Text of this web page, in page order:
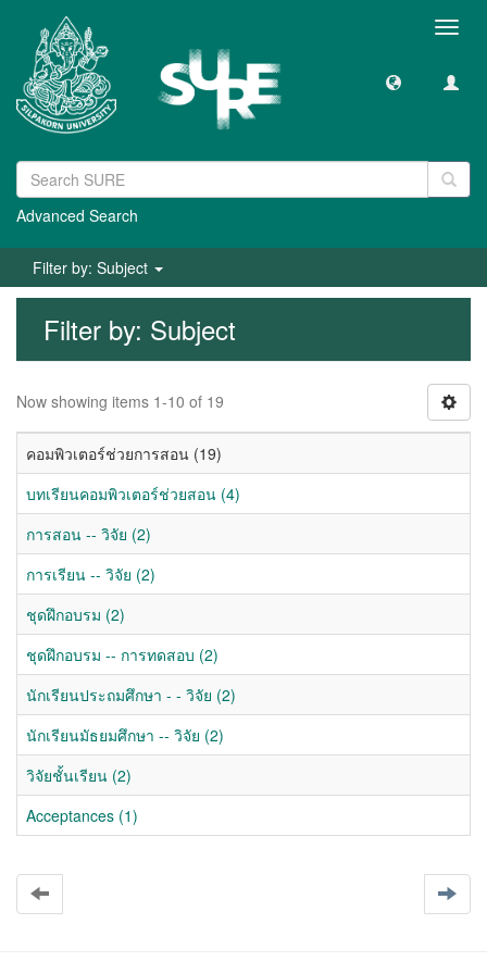
Advanced Search
Filter by: Subject
Filter by: Subject
Now showing items 1-10 of 19
คอมพิวเตอร์ช่วยการสอน (19)
บทเรียนคอมพิวเตอร์ช่วยสอน (4)
การสอน -- วิจัย (2)
การเรียน -- วิจัย (2)
ชุดฝึกอบรม (2)
ชุดฝึกอบรม -- การทดสอบ (2)
นักเรียนประถมศึกษา - - วิจัย (2)
นักเรียนมัธยมศึกษา -- วิจัย (2)
วิจัยชั้นเรียน (2)
Acceptances (1)